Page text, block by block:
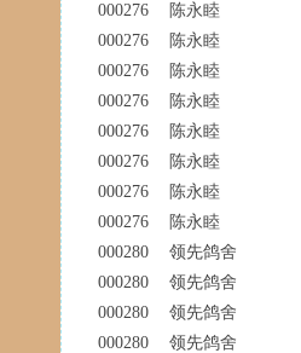
000276
陈永睦
000276
陈永睦
000276
陈永睦
000276
陈永睦
000276
陈永睦
000276
陈永睦
000276
陈永睦
000276
陈永睦
000280
领先鸽舍
000280
领先鸽舍
000280
领先鸽舍
000280
领先鸽舍